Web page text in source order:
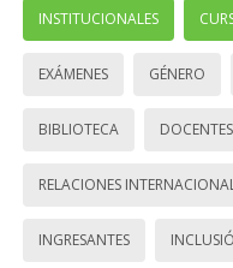
INSTITUCIONALES
EXÁMENES GÉNERO
BIBLIOTECA DOCENTES
RELACIONES
INGRESANTES